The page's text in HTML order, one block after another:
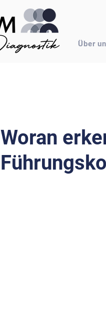
Über
Woran